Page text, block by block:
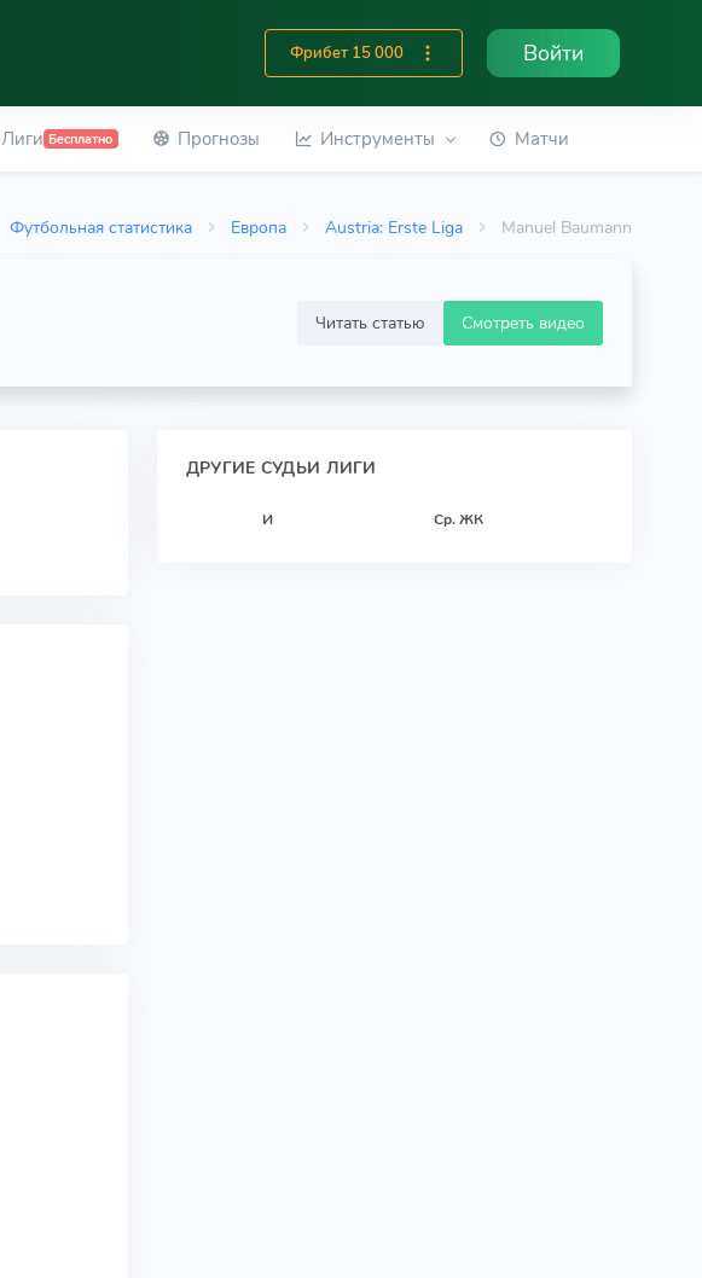
Фрибет 15 000 Войти
Лиги Бесплатно Прогнозы Инструменты Матчи
Футбольная статистика Европа Austria: Erste Liga Manuel Baumann
Читать статью Смотреть видео
ДРУГИЕ СУДЬИ ЛИГИ
И Ср. ЖК